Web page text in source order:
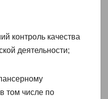
качества
деятельности;
том числе по